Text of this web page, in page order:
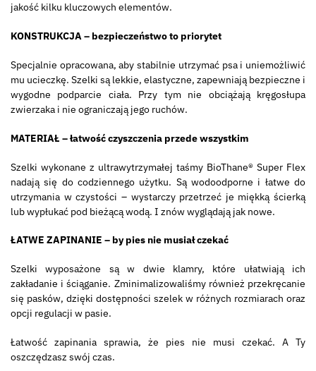
jakość kilku kluczowych elementów.
KONSTRUKCJA – bezpieczeństwo to priorytet
Specjalnie opracowana, aby stabilnie utrzymać psa i uniemożliwić
mu ucieczkę. Szelki są lekkie, elastyczne, zapewniają bezpieczne i
wygodne podparcie ciała. Przy tym nie obciążają kręgosłupa
zwierzaka i nie ograniczają jego ruchów.
MATERIAŁ – łatwość czyszczenia przede wszystkim
Szelki wykonane z ultrawytrzymałej taśmy BioThane® Super Flex
nadają się do codziennego użytku. Są wodoodporne i łatwe do
utrzymania w czystości – wystarczy przetrzeć je miękką ścierką
lub wypłukać pod bieżącą wodą. I znów wyglądają jak nowe.
ŁATWE ZAPINANIE – by pies nie musiał czekać
Szelki wyposażone są w dwie klamry, które ułatwiają ich
zakładanie i ściąganie. Zminimalizowaliśmy również przekręcanie
się pasków, dzięki dostępności szelek w różnych rozmiarach oraz
opcji regulacji w pasie.
Łatwość zapinania sprawia, że pies nie musi czekać. A Ty
oszczędzasz swój czas.